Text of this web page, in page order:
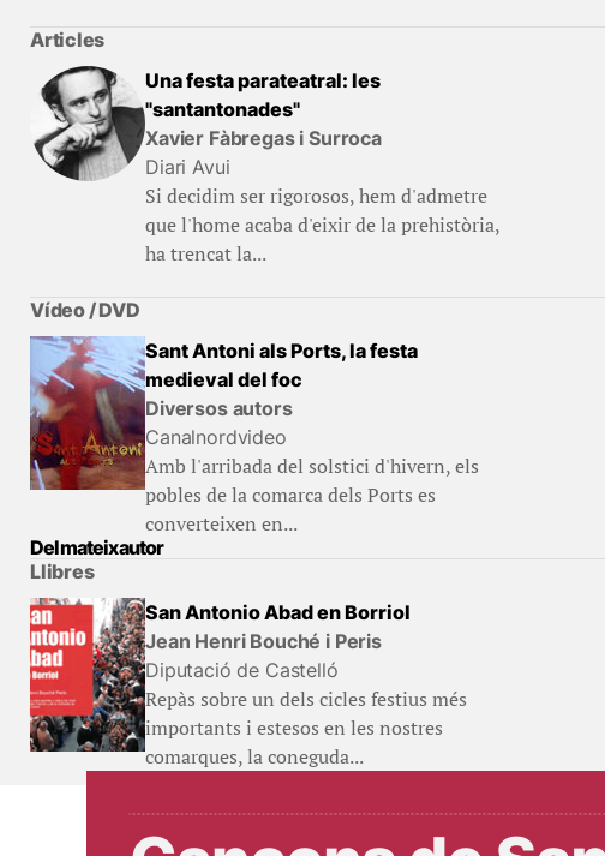
Articles
Una festa parateatral: les
"santantonades"
Xavier Fàbregas i Surroca
Diari Avui
Si decidim ser rigorosos, hem d'admetre
que l'home acaba d'eixir de la prehistòria,
ha trencat la...
Vídeo / DVD
Sant Antoni als Ports, la festa
medieval del foc
Diversos autors
Canalnordvideo
Amb l'arribada del solstici d'hivern, els
pobles de la comarca dels Ports es
converteixen en...
Del mateix autor
Llibres
San Antonio Abad en Borriol
Jean Henri Bouché i Peris
Diputació de Castelló
Repàs sobre un dels cicles festius més
importants i estesos en les nostres
comarques, la coneguda...